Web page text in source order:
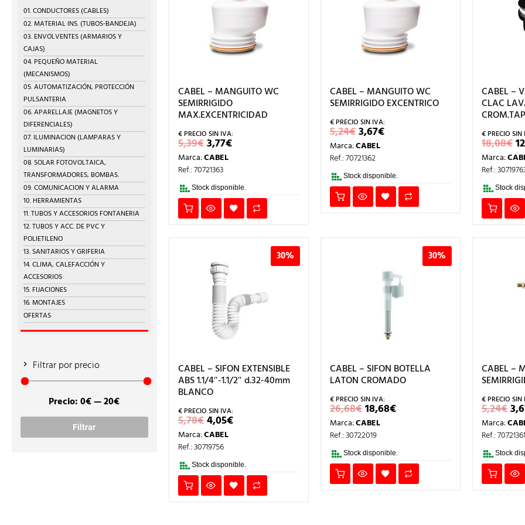
CABEL – MANGUITO WC
SEMIRRIGIDO
MAX.EXCENTRICIDAD
5,39€EL
PRECIO
ORIGINAL
ERA:
5,39€.
3,77€EL
PRECIO
3,77€.
Marca:CABEL
Ref.: 70721363
Stock disponible.
CABEL – MANGUITO WC
SEMIRRIGIDO EXCENTRICO
5,24€EL
PRECIO
ORIGINAL
ERA:
5,24€.
3,67€EL
PRECIO
3,67€.
Marca:CABEL
Ref.: 70721362
Stock disponible.
CABEL –
CLAC
18,08€
Marca:
Ref.:
Stock
30%
CABEL – SIFON EXTENSIBLE
ABS 1.1/4″-1.1/2″ d.32-40mm
BLANCO
5,78€EL
PRECIO
ORIGINAL
ERA:
5,78€.
4,05€EL
PRECIO
4,05€.
Marca:CABEL
Ref.: 30719756
Stock disponible.
30%
CABEL – SIFON BOTELLA
LATON CROMADO
26,68€EL
PRECIO
ORIGINAL
ERA:
26,68€.
18,68€EL
PRECIO
Marca:CABEL
Ref.: 30722019
Stock disponible.
CABEL –
5,24€EL
Marca:
Ref.: 70721361
Stock
01. CONDUCTORES (CABLES)
02. MATERIAL INS. (TUBOS-BANDEJA)
03. ENVOLVENTES (ARMARIOS Y
CAJAS)
04. PEQUEÑO MATERIAL
(MECANISMOS)
05. AUTOMATIZACIÓN, PROTECCIÓN
PULSANTERIA
06. APARELLAJE (MAGNETOS Y
DIFERENCIALES)
07. ILUMINACION (LAMPARAS Y
LUMINARIAS)
08. SOLAR FOTOVOLTAICA,
TRANSFORMADORES, BOMBAS.
09. COMUNICACION Y ALARMA
10. HERRAMIENTAS
11. TUBOS Y ACCESORIOS FONTANERIA
12. TUBOS Y ACC. DE PVC Y
POLIETILENO
13. SANITARIOS Y GRIFERIA
14. CLIMA, CALEFACCIÓN Y
ACCESORIOS
15. FIJACIONES
16. MONTAJES
OFERTAS
Filtrar por precio
Filtrar
Precio:0€—20€